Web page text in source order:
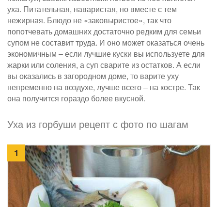
уха. Питательная, наваристая, но вместе с тем
нежирная. Блюдо не «заковыристое», так что
попотчевать домашних достаточно редким для семьи
супом не составит труда. И оно может оказаться очень
экономичным – если лучшие куски вы используете для
жарки или соления, а суп сварите из остатков. А если
вы оказались в загородном доме, то варите уху
непременно на воздухе, лучше всего – на костре. Так
она получится гораздо более вкусной.
Уха из горбуши рецепт с фото по шагам
1